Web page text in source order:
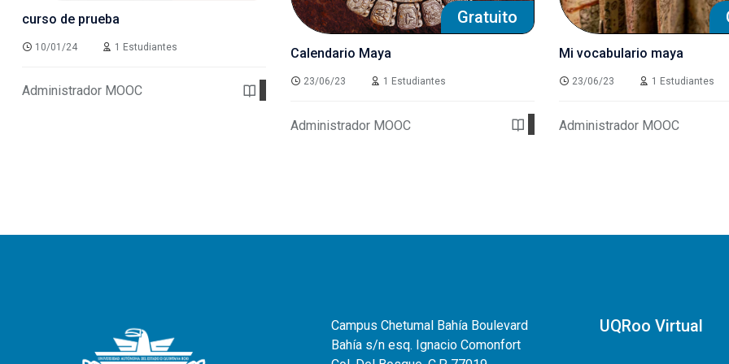
curso de prueba
10/01/24 1 Estudiantes
Administrador MOOC
Gratuito
Calendario Maya
23/06/23 1 Estudiantes
Administrador MOOC Ver detalles
Mi vocabulario maya
23/06/23 1 Estudiantes
Administrador MOOC
Campus Chetumal Bahía Boulevard
Bahía s/n esq. Ignacio Comonfort
UQRoo Virtual